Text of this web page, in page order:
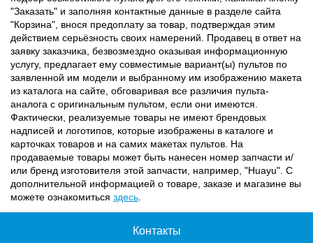
"Заказать" и заполняя контактные данные в разделе сайта
"Корзина", внося предоплату за товар, подтверждая этим
действием серьёзность своих намерений. Продавец в ответ на
заявку заказчика, безвозмездно оказывая информационную
услугу, предлагает ему совместимые вариант(ы) пультов по
заявленной им модели и выбранному им изображению макета
из каталога на сайте, обговаривая все различия пульта-
аналога с оригинальным пультом, если они имеются.
Фактически, реализуемые товары не имеют брендовых
надписей и логотипов, которые изображены в каталоге и
карточках товаров и на самих макетах пультов. На
продаваемые товары может быть нанесен номер запчасти и/
или бренд изготовителя этой запчасти, например, "Huayu". С
дополнительной информацией о товаре, заказе и магазине вы
можете ознакомиться здесь
Контакты